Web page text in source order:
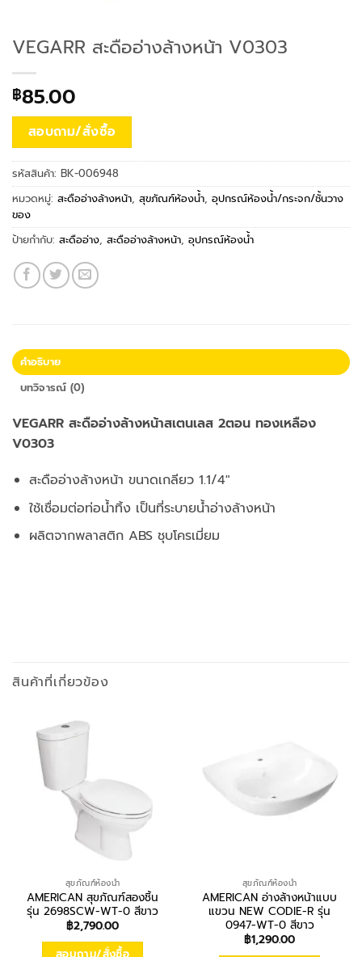
VEGARR สะดืออ่างล้างหน้า V0303
฿85.00
สอบถาม/สั่งซื้อ
รหัสสินค้า: BK-006948
หมวดหมู่: สะดืออ่างล้างหน้า, สุขภัณฑ์ห้องน้ำ, อุปกรณ์ห้องน้ำ/กระจก/ชั้นวาง
ของ
ป้ายกำกับ: สะดืออ่าง, สะดืออ่างล้างหน้า, อุปกรณ์ห้องน้ำ
คำอธิบาย
บทวิจารณ์ (0)
VEGARR สะดืออ่างล้างหน้าสเตนเลส 2ตอน ทองเหลือง
V0303
สะดืออ่างล้างหน้า ขนาดเกลียว 1.1/4″
ใช้เชื่อมต่อท่อน้ำทิ้ง เป็นที่ระบายน้ำอ่างล้างหน้า
ผลิตจากพลาสติก ABS ชุบโครเมี่ยม
สินค้าที่เกี่ยวข้อง
สุขภัณฑ์ห้องน้ำ
AMERICAN สุขภัณฑ์สองชิ้น
รุ่น 2698SCW-WT-0 สีขาว
฿2,790.00
สุขภัณฑ์ห้องน้ำ
AMERICAN อ่างล้างหน้าแบบ
แขวน NEW CODIE-R รุ่น
0947-WT-0 สีขาว
฿1,290.00